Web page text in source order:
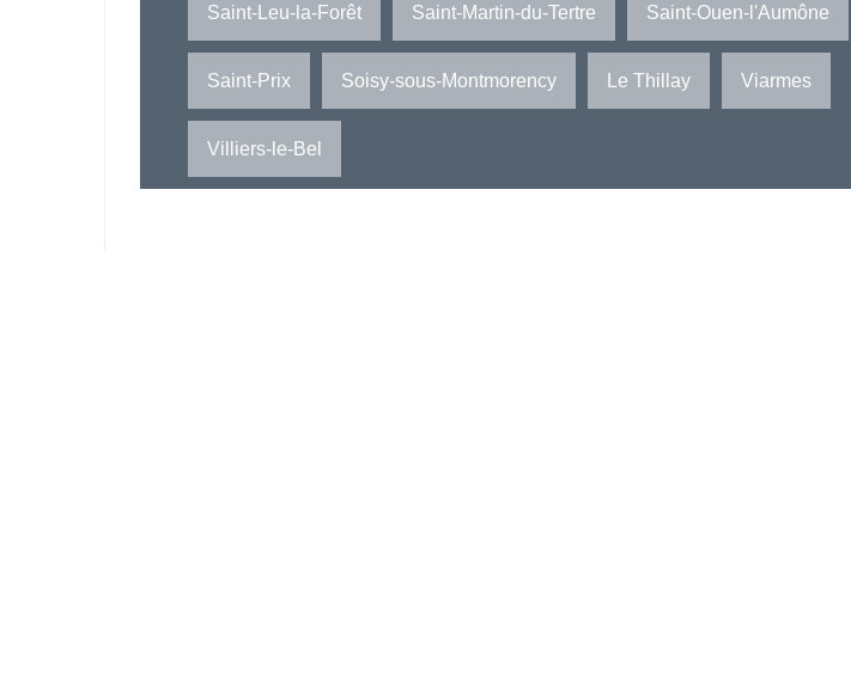
Saint-Leu-la-Forêt Saint-Martin-du-Tertre Saint-Ouen-l'Aumône
Saint-Prix Soisy-sous-Montmorency Le Thillay Viarmes
Villiers-le-Bel